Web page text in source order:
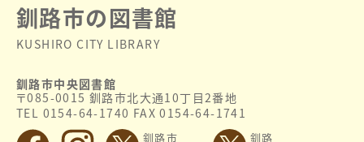
釧路市の図書館
KUSHIRO CITY LIBRARY
釧路市中央図書館
〒085-0015 釧路市北大通10丁目2番地
TEL 0154-64-1740 FAX 0154-64-1741
釧路市 釧路